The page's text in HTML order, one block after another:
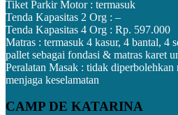
Tiket Parkir Motor : termasuk
Tenda Kapasitas 2 Org : –
Tenda Kapasitas 4 Org : Rp. 597.000
Matras : termasuk 4 kasur, 4 bantal, 4
pallet sebagai fondasi & matras karet
Peralatan Masak : tidak diperbolehkan
menjaga keselamatan
CAMP DE KATARINA